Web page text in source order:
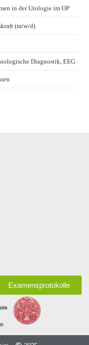
in der Urologie im OP
(m/w/d)
Diagnostik, EEG
Examensprotokolle